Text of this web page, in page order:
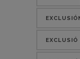
EXCLUSIÓ